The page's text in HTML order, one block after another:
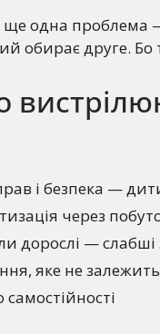
ще одна
обирає друге.
і безпека —
через
дорослі — слабші
яке не залежить